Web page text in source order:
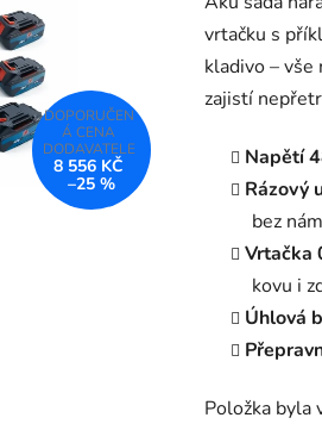
je
0,0
z
5
vrtačku s
kladivo –
zajistí
Napětí
Rázový
bez
Vrtačka
kovu i
Úhlová
Položka byla
8 556 KČ
–25 %